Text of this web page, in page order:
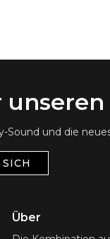
Sound und die
Über